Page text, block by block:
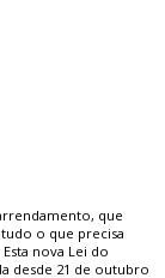
que
o que precisa
desde 21 de outubro